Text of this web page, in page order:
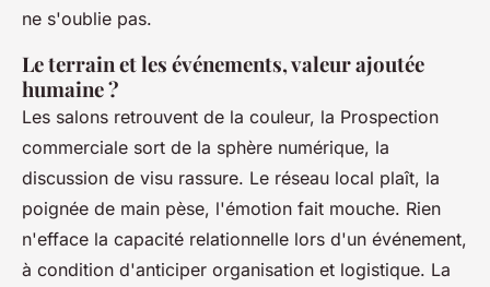
ne s'oublie pas.
Le terrain et les événements, valeur ajoutée
humaine ?
Les salons retrouvent de la couleur, la Prospection
commerciale sort de la sphère numérique, la
discussion de visu rassure. Le réseau local plaît, la
poignée de main pèse, l'émotion fait mouche. Rien
n'efface la capacité relationnelle lors d'un événement,
à condition d'anticiper organisation et logistique. La